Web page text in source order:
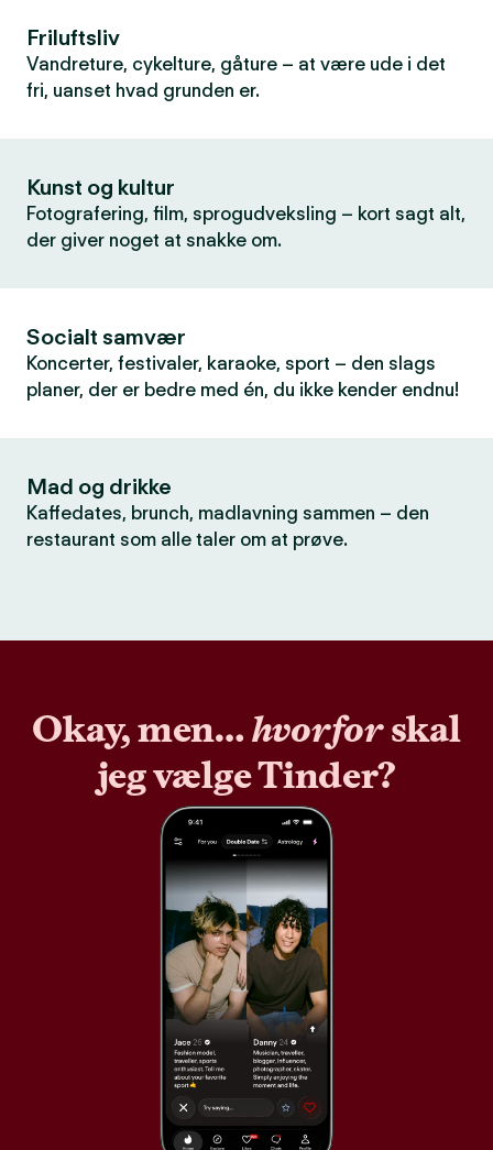
Friluftsliv
Vandreture, cykelture, gåture – at være ude i det
fri, uanset hvad grunden er.
Kunst og kultur
Fotografering, film, sprogudveksling – kort sagt alt,
der giver noget at snakke om.
Socialt samvær
Koncerter, festivaler, karaoke, sport – den slags
planer, der er bedre med én, du ikke kender endnu!
Mad og drikke
Kaffedates, brunch, madlavning sammen – den
restaurant som alle taler om at prøve.
Okay, men…hvorforskal
jeg vælge Tinder?